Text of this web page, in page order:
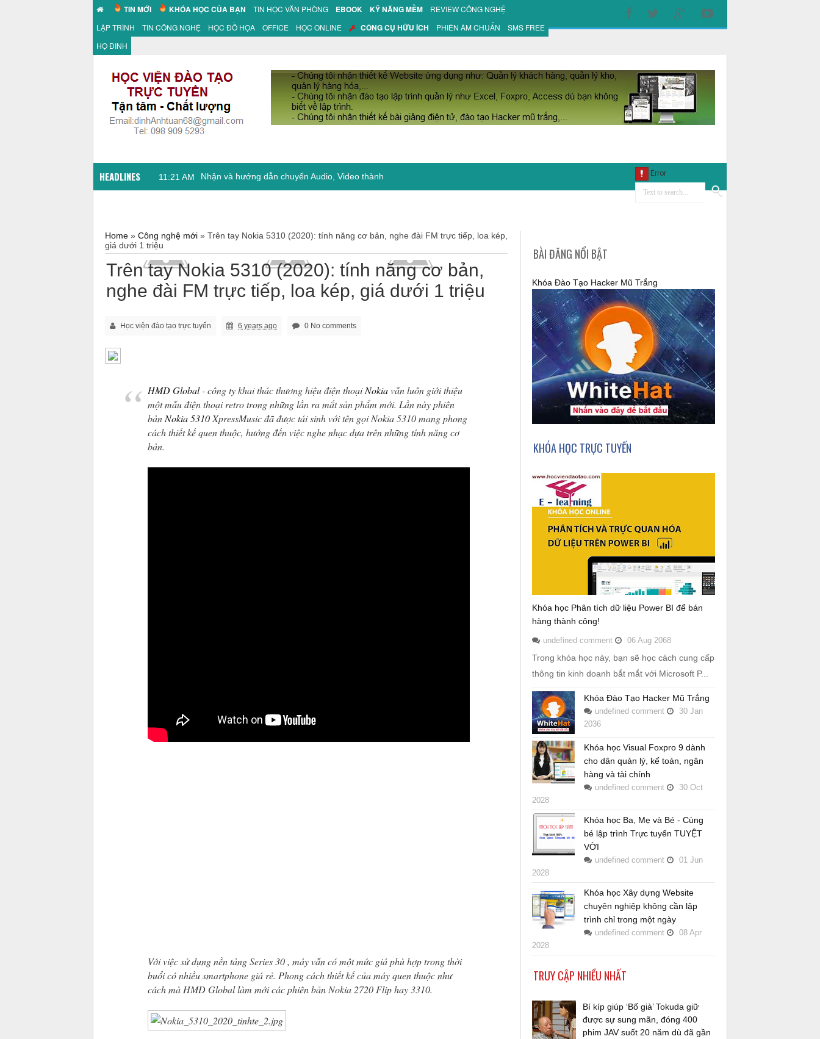
TIN MỚI KHÓA HỌC CỦA BẠN TIN HỌC VĂN PHÒNG EBOOK KỸ NĂNG MỀM
REVIEW CÔNG NGHỆ
LẬP TRÌNH
TIN CÔNG NGHỆ HỌC ĐỒ HỌA OFFICE HỌC ONLINE CÔNG CỤ HỮU ÍCH PHIÊN ÂM CHUẨN
SMS FREE
HỌ ĐINH
HEADLINES 11:21 AM Nhận và hướng dẫn chuyển Audio, Video thành văn bản, tạo phụ đề
Home » Công nghệ mới » Trên tay Nokia 5310 (2020): tính năng cơ bản, nghe đài FM trực tiếp, loa kép,
giá dưới 1 triệu
Trên tay Nokia 5310 (2020): tính năng cơ bản,
nghe đài FM trực tiếp, loa kép, giá dưới 1 triệu
Học viện đào tạo trực tuyến 6 years ago 0 No comments
HMD Global- công ty khai thác thương hiệu điện thoạiNokiavẫn luôn giới thiệu
một mẫu điện thoại retro trong những lần ra mắt sản phẩm mới. Lần này phiên
bản Nokia 5310 XpressMusic đã được tái sinh với tên gọi Nokia 5310 mang phong
cách thiết kế quen thuộc, hướng đến việc nghe nhạc dựa trên những tính năng cơ
bản.
Với việc sử dụng nền tảng Series 30 , máy vẫn có một mức giá phù hợp trong thời
buổi có nhiều smartphone giá rẻ. Phong cách thiết kế của máy quen thuộc như
cách mà HMD Global làm mới các phiên bản Nokia 2720 Flip hay 3310.
BÀI ĐĂNG NỔI BẬT
Khóa Đào Tạo Hacker Mũ Trắng
KHÓA HỌC TRỰC TUYẾN
Khóa học Phân tích dữ liệu Power BI để bán
hàng thành công!
undefined comment 06 Aug 2068
Trong khóa học này, bạn sẽ học cách cung cấp
thông tin kinh doanh bắt mắt với Microsoft P...
Khóa Đào Tạo Hacker Mũ Trắng
undefined comment 30 Jan
2036
Khóa học Visual Foxpro 9 dành
cho dân quản lý, kế toán, ngân
hàng và tài chính
undefined comment 30 Oct
2028
Khóa học Ba, Mẹ và Bé - Cùng
bé lập trình Trực tuyến TUYỆT
VỜI
undefined comment 01 Jun
2028
Khóa học Xây dựng Website
chuyên nghiệp không cần lập
trình chỉ trong một ngày
undefined comment 08 Apr
2028
TRUY CẬP NHIỀU NHẤT
Bí kíp giúp ‘Bố già’ Tokuda giữ
được sự sung mãn, đóng 400
phim JAV suốt 20 năm dù đã gần